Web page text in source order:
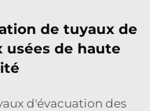
de tuyaux de
usées de haute
d'évacuation des